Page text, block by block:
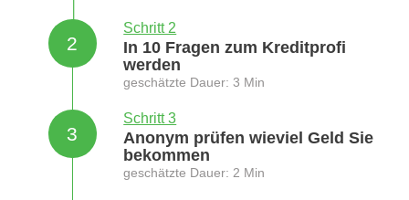
2
Schritt 2
In 10 Fragen zum Kreditprofi
werden
geschätzte Dauer: 3 Min
3
Schritt 3
Anonym prüfen wieviel Geld Sie
bekommen
geschätzte Dauer: 2 Min